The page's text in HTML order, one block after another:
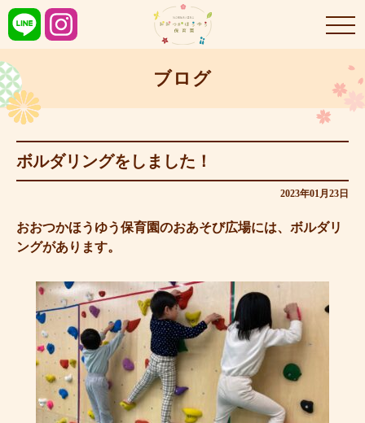
ブログ
ボルダリングをしました！
2023年01月23日
おおつかほうゆう保育園のおあそび広場には、ボルダリ
ングがあります。